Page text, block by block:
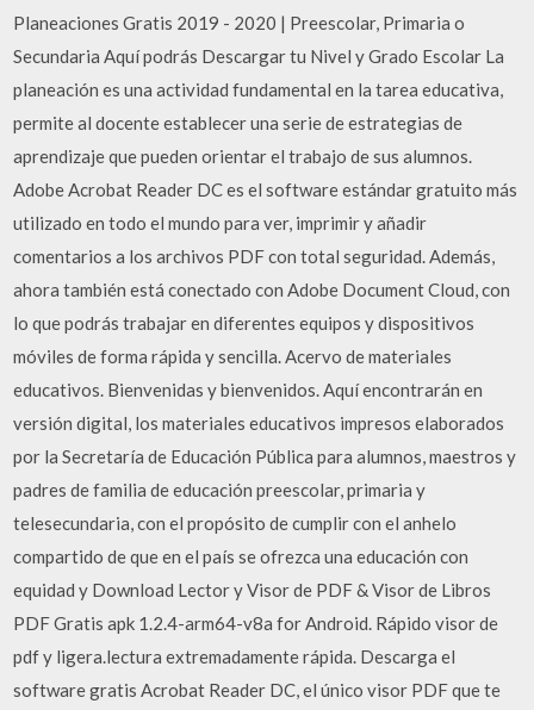
Planeaciones Gratis 2019 - 2020 | Preescolar, Primaria o
Secundaria Aquí podrás Descargar tu Nivel y Grado Escolar La
planeación es una actividad fundamental en la tarea educativa,
permite al docente establecer una serie de estrategias de
aprendizaje que pueden orientar el trabajo de sus alumnos.
Adobe Acrobat Reader DC es el software estándar gratuito más
utilizado en todo el mundo para ver, imprimir y añadir
comentarios a los archivos PDF con total seguridad. Además,
ahora también está conectado con Adobe Document Cloud, con
lo que podrás trabajar en diferentes equipos y dispositivos
móviles de forma rápida y sencilla. Acervo de materiales
educativos. Bienvenidas y bienvenidos. Aquí encontrarán en
versión digital, los materiales educativos impresos elaborados
por la Secretaría de Educación Pública para alumnos, maestros y
padres de familia de educación preescolar, primaria y
telesecundaria, con el propósito de cumplir con el anhelo
compartido de que en el país se ofrezca una educación con
equidad y Download Lector y Visor de PDF & Visor de Libros
PDF Gratis apk 1.2.4-arm64-v8a for Android. Rápido visor de
pdf y ligera.lectura extremadamente rápida. Descarga el
software gratis Acrobat Reader DC, el único visor PDF que te